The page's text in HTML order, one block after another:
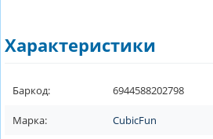
Характеристики
Баркод: 6944588202798
Марка: CubicFun